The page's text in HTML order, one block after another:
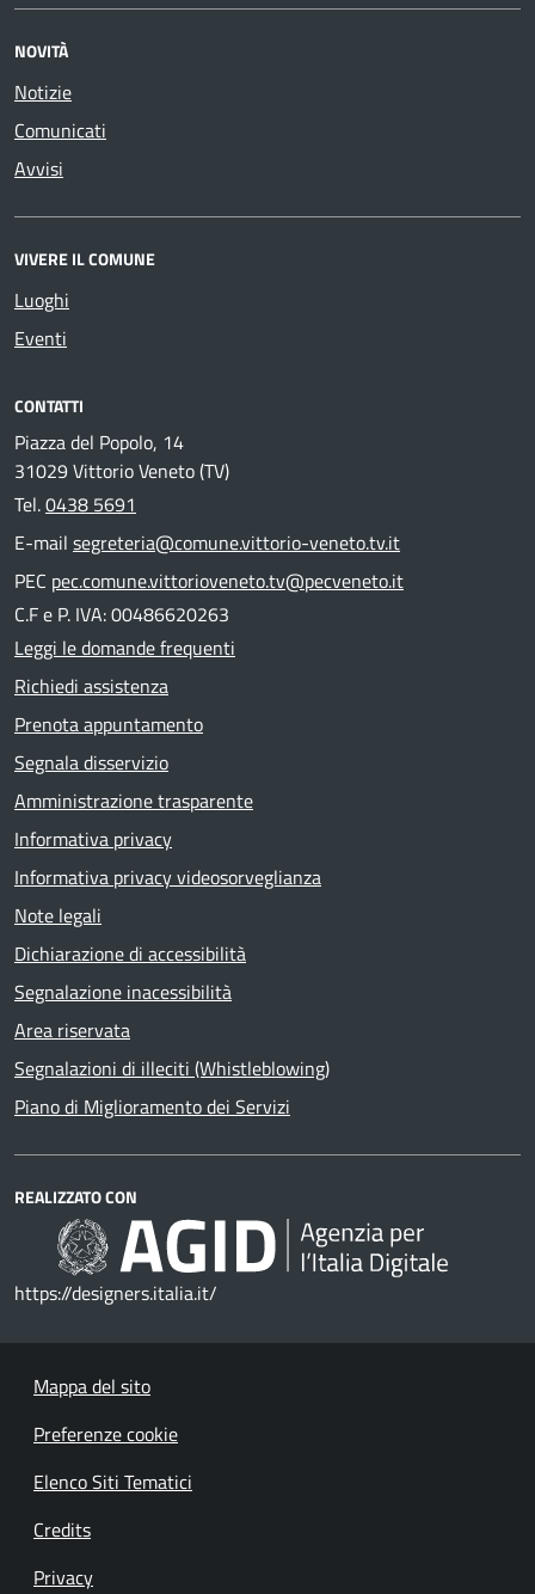
NOVITÀ
Notizie
Comunicati
Avvisi
VIVERE IL COMUNE
Luoghi
Eventi
CONTATTI
Piazza del Popolo, 14
31029 Vittorio Veneto (TV)
Tel.0438 5691
E-mail segreteria@comune.vittorio-veneto.tv.it
PEC pec.comune.vittorioveneto.tv@pecveneto.it
C.F e P. IVA: 00486620263
Leggi le domande frequenti
Richiedi assistenza
Prenota appuntamento
Segnala disservizio
Amministrazione trasparente
Informativa privacy
Informativa privacy videosorveglianza
Note legali
Dichiarazione di accessibilità
Segnalazione inacessibilità
Area riservata
Segnalazioni di illeciti (Whistleblowing)
Piano di Miglioramento dei Servizi
REALIZZATO CON
https://designers.italia.it/
Mappa del sito
Preferenze cookie
Elenco Siti Tematici
Credits
Privacy